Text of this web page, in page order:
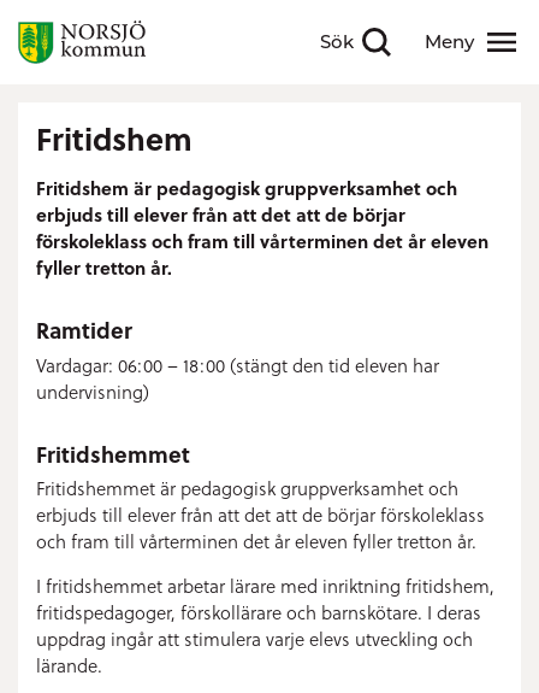
Sök
Visa sökfält Meny
Visa meny
Fritidshem
Fritidshem är pedagogisk gruppverksamhet och
erbjuds till elever från att det att de börjar
förskoleklass och fram till vårterminen det år eleven
fyller tretton år.
Ramtider
Vardagar: 06:00 – 18:00 (stängt den tid eleven har
undervisning)
Fritidshemmet
Fritidshemmet är pedagogisk gruppverksamhet och
erbjuds till elever från att det att de börjar förskoleklass
och fram till vårterminen det år eleven fyller tretton år.
I fritidshemmet arbetar lärare med inriktning fritidshem,
fritidspedagoger, förskollärare och barnskötare. I deras
uppdrag ingår att stimulera varje elevs utveckling och
lärande.